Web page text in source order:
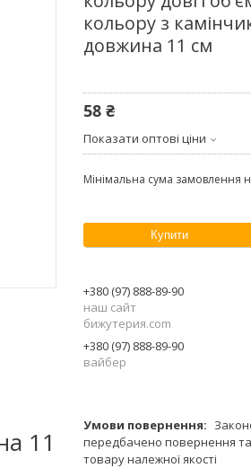
11
кольору з
довжина 11 см
58 ₴
Показати оптові ціни
Мінімальна сума замовлення
Купити
+380 (97) 888-89-90
наш сайт
бижутерия.com
+380 (97) 888-89-90
вайбер
передбачено повернення
товару належної якості